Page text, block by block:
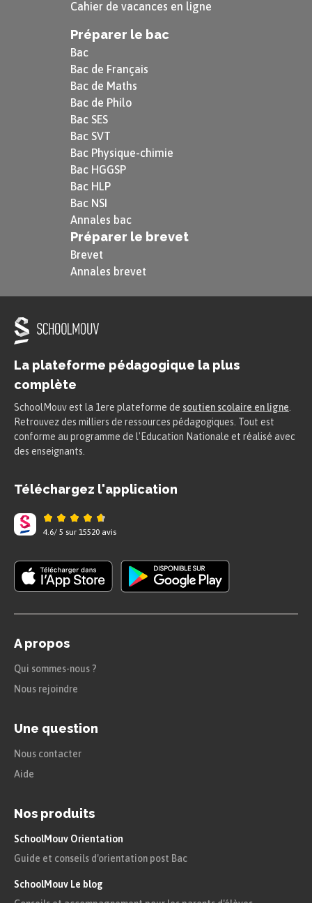
Cahier de vacances en ligne
Préparer le bac
Bac
Bac de Français
Bac de Maths
Bac de Philo
Bac SES
Bac SVT
Bac Physique-chimie
Bac HGGSP
Bac HLP
Bac NSI
Annales bac
Préparer le brevet
Brevet
Annales brevet
La plateforme pédagogique la plus
complète
SchoolMouv est la 1ere plateforme de soutien scolaire en ligne
Retrouvez des milliers de ressources pédagogiques. Tout est
conforme au programme de l'Education Nationale et réalisé avec
des enseignants.
Téléchargez l'application
4.6/ 5 sur 15520 avis
A propos
Qui sommes-nous ?
Nous rejoindre
Une question
Nous contacter
Aide
Nos produits
SchoolMouv Orientation
Guide et conseils d'orientation post Bac
SchoolMouv Le blog